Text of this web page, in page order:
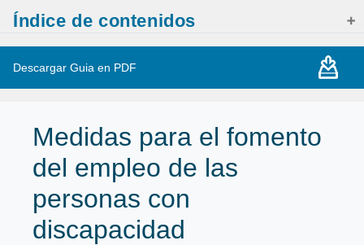
Índice de contenidos
Descargar Guia en PDF
Medidas para el fomento
del empleo de las
personas con
discapacidad